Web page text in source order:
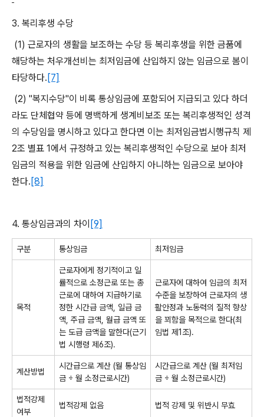
3. 복리후생 수당
(1) 근로자의 생활을 보조하는 수당 등 복리후생을 위한 금품에
해당하는 처우개선비는 최저임금에 산입하지 않는 임금으로 봄이
타당하다. [7]
(2) "복지수당"이 비록 통상임금에 포함되어 지급되고 있다 하더
라도 단체협약 등에 명백하게 생계비보조 또는 복리후생적인 성격
의 수당임을 명시하고 있다고 한다면 이는 최저임금법시행규칙 제
2조 별표 1에서 규정하고 있는 복리후생적인 수당으로 보아 최저
임금의 적용을 위한 임금에 산입하지 아니하는 임금으로 보아야
한다. [8]
4. 통상임금과의 차이 [9]
구분 통상임금 최저임금
목적
근로자에게 정기적이고 일
률적으로 소정근로 또는 총
근로에 대하여 지급하기로
정한 시간급 금액
일급 금
액 주급 금액 월급 금액 또
는 도급 금액을 말한다(근기
법 시행령 제6조).
근로자에 대하여 임금의 최저
수준을 보장하여 근로자의 생
활안정과 노동력의 질적 향상
을 꾀함을 목적으로 한다(최
임법 제1 조).
계산방법
시간급으로 계산 (월 통상임
금 ÷ 월 소정근로시간)
시간급으로 계산 (월 최저임
금 ÷ 월 소정근로시간)
법적강제
여부
법적강제 없음 법적 강제 및 위반시 무효